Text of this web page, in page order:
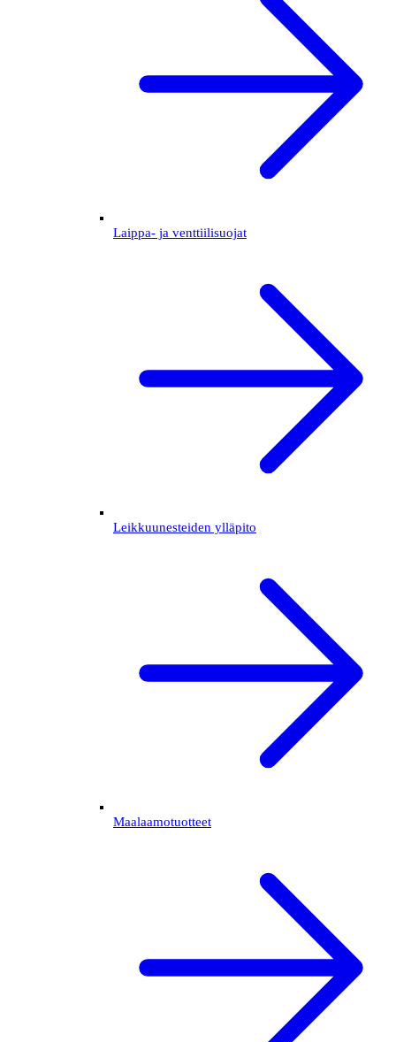
Laippa- ja venttiilisuojat
Leikkuunesteiden ylläpito
Maalaamotuotteet